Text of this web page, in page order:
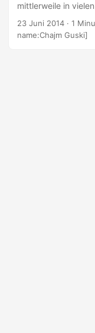
mittlerweile in
Gruppen, aber ihre
Christen machen.
23 Juni 2014 · 1
name:Chajm Guski]